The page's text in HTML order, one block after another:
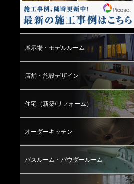
展示場・モデルルーム
店舗・施設デザイン
住宅（新築/リフォーム）
オーダーキッチン
バスルーム・パウダールーム